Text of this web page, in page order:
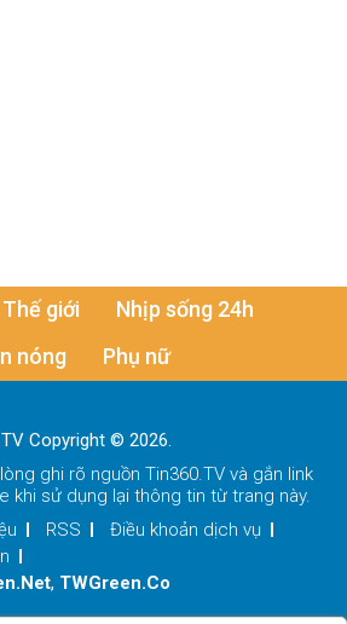
Thế giới
Nhịp sống 24h
nóng Phụ nữ
Copyright © 2026.
ghi rõ nguồn Tin360.TV và gắn link
khi sử dụng lại thông tin từ trang này.
RSS
Điều khoản dịch vụ
, TWGreen.Co